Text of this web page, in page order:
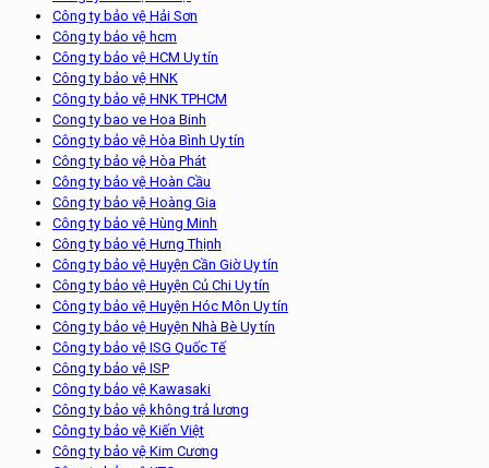
Công ty bảo vệ Hải Sơn
Công ty bảo vệ hcm
Công ty bảo vệ HCM Uy tín
Công ty bảo vệ HNK
Công ty bảo vệ HNK TPHCM
Cong ty bao ve Hoa Binh
Công ty bảo vệ Hòa Bình Uy tín
Công ty bảo vệ Hòa Phát
Công ty bảo vệ Hoàn Cầu
Công ty bảo vệ Hoàng Gia
Công ty bảo vệ Hùng Minh
Công ty bảo vệ Hưng Thịnh
Công ty bảo vệ Huyện Cần Giờ Uy tín
Công ty bảo vệ Huyện Củ Chi Uy tín
Công ty bảo vệ Huyện Hóc Môn Uy tín
Công ty bảo vệ Huyện Nhà Bè Uy tín
Công ty bảo vệ ISG Quốc Tế
Công ty bảo vệ ISP
Công ty bảo vệ Kawasaki
Công ty bảo vệ không trả lương
Công ty bảo vệ Kiến Việt
Công ty bảo vệ Kim Cương